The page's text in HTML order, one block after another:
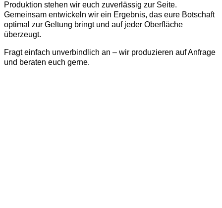
Produktion stehen wir euch zuverlässig zur Seite.
Gemeinsam entwickeln wir ein Ergebnis, das eure Botschaft
optimal zur Geltung bringt und auf jeder Oberfläche
überzeugt.
Fragt einfach unverbindlich an – wir produzieren auf Anfrage
und beraten euch gerne.